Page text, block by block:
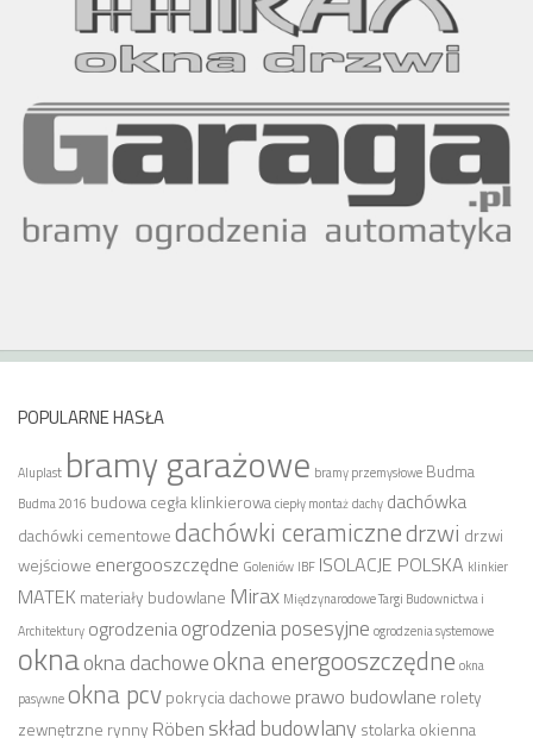
POPULARNE HASŁA
Aluplast bramy garażowe bramy przemysłowe Budma
Budma 2016 budowa cegła klinkierowaciepły montażdachy dachówka
dachówki cementowe dachówki ceramicznedrzwi drzwi
wejściowe energooszczędne Goleniów IBF ISOLACJE POLSKA klinkier
MATEK materiały budowlane Mirax Międzynarodowe Targi Budownictwa i
Architektury ogrodzeniaogrodzenia posesyjne ogrodzenia systemowe
oknaokna dachoweokna energooszczędne okna
pasywneokna pcv pokrycia dachowe prawo budowlane rolety
zewnętrzne rynny Röben skład budowlany stolarka okienna